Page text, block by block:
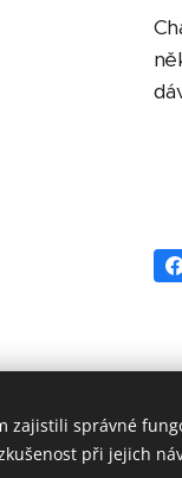
zajistili správné
při jejich